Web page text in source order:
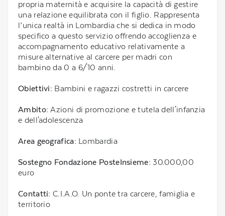
propria maternità e acquisire la capacità di gestire
una relazione equilibrata con il figlio. Rappresenta
l’unica realtà in Lombardia che si dedica in modo
specifico a questo servizio offrendo accoglienza e
accompagnamento educativo relativamente a
misure alternative al carcere per madri con
bambino da 0 a 6/10 anni.
Obiettivi: Bambini e ragazzi costretti in carcere
Ambito: Azioni di promozione e tutela dell'infanzia
e dell'adolescenza
Area geografica: Lombardia
Sostegno Fondazione PosteInsieme: 30.000,00
euro
Contatti: C.I.A.O. Un ponte tra carcere, famiglia e
territorio